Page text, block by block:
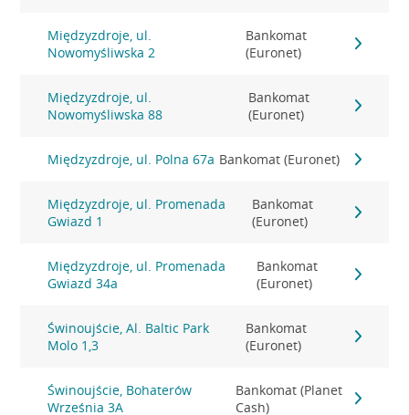
Międzyzdroje, ul.
Nowomyśliwska 2
Bankomat
(Euronet)
Międzyzdroje, ul.
Nowomyśliwska 88
Bankomat
(Euronet)
Międzyzdroje, ul. Polna 67a Bankomat (Euronet)
Międzyzdroje, ul. Promenada
Gwiazd 1
Bankomat
(Euronet)
Międzyzdroje, ul. Promenada
Gwiazd 34a
Bankomat
(Euronet)
Świnoujście, Al. Baltic Park
Molo 1,3
Bankomat
(Euronet)
Świnoujście, Bohaterów
Września 3A
Bankomat (Planet
Cash)